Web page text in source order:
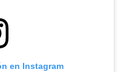
en Instagram